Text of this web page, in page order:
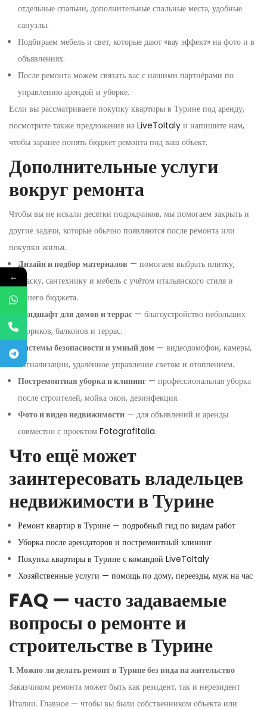
отдельные спальни, дополнительные спальные места, удобные
санузлы.
Подбираем мебель и свет, которые дают «вау эффект» на фото и в
объявлениях.
После ремонта можем связать вас с нашими партнёрами по
управлению арендой и уборке.
Если вы рассматриваете покупку квартиры в Турине под аренду,
посмотрите также предложения на LiveToItaly и напишите нам,
чтобы заранее понять бюджет ремонта под ваш объект.
Дополнительные услуги
вокруг ремонта
Чтобы вы не искали десятки подрядчиков, мы помогаем закрыть и
другие задачи, которые обычно появляются после ремонта или
покупки жилья.
Дизайн и подбор материалов — помогаем выбрать плитку,
краску, сантехнику и мебель с учётом итальянского стиля и
вашего бюджета.
Ландшафт для домов и террас — благоустройство небольших
двориков, балконов и террас.
Системы безопасности и умный дом — видеодомофон, камеры,
сигнализации, удалённое управление светом и отоплением.
Постремонтная уборка и клининг — профессиональная уборка
после строителей, мойка окон, дезинфекция.
Фото и видео недвижимости — для объявлений и аренды
совместно с проектом FotografItalia.
Что ещё может
заинтересовать владельцев
недвижимости в Турине
Ремонт квартир в Турине — подробный гид по видам работ
Уборка после арендаторов и постремонтный клининг
Покупка квартиры в Турине с командой LiveToItaly
Хозяйственные услуги — помощь по дому, переезды, муж на час
FAQ — часто задаваемые
вопросы о ремонте и
строительстве в Турине
1. Можно ли делать ремонт в Турине без вида на жительство
Заказчиком ремонта может быть как резидент, так и нерезидент
Италии. Главное — чтобы вы были собственником объекта или
←